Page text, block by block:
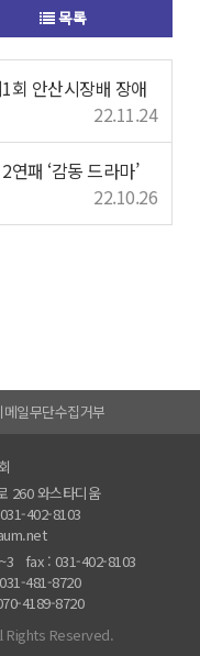
목록
회 안산시장배 장애
22.11.24
패 ‘감동 드라마’
22.10.26
메일무단수집거부
260 와스타디움
402-8103
fax : 031-402-8103
481-8720
4189-8720
Rights Reserved.